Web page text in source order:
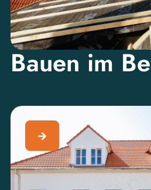
Bauen im